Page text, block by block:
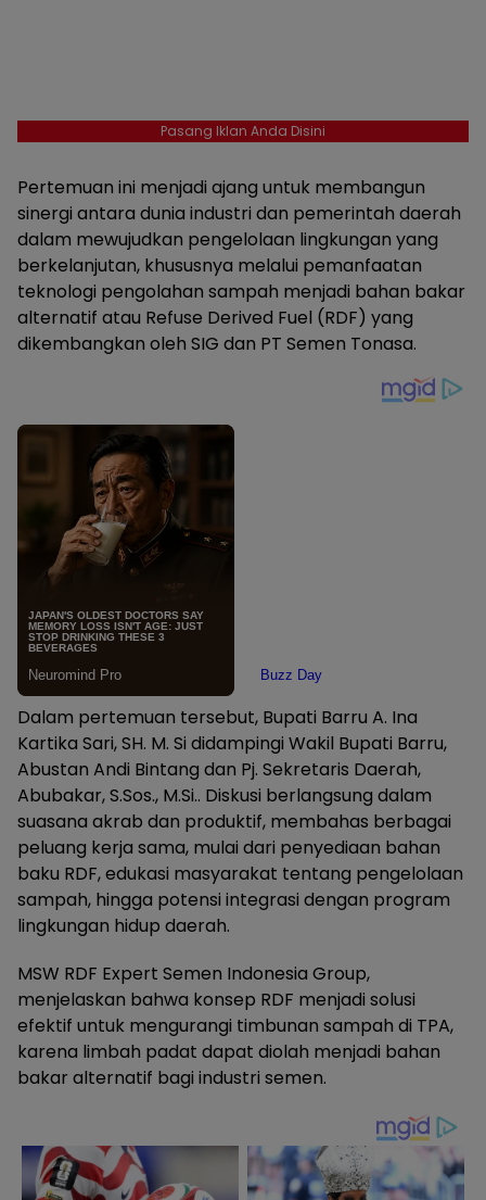
Pasang Iklan Anda Disini
Pertemuan ini menjadi ajang untuk membangun
sinergi antara dunia industri dan pemerintah daerah
dalam mewujudkan pengelolaan lingkungan yang
berkelanjutan, khususnya melalui pemanfaatan
teknologi pengolahan sampah menjadi bahan bakar
alternatif atau Refuse Derived Fuel (RDF) yang
dikembangkan oleh SIG dan PT Semen Tonasa.
Dalam pertemuan tersebut, Bupati Barru A. Ina
Kartika Sari, SH. M. Si didampingi Wakil Bupati Barru,
Abustan Andi Bintang dan Pj. Sekretaris Daerah,
Abubakar, S.Sos., M.Si.. Diskusi berlangsung dalam
suasana akrab dan produktif, membahas berbagai
peluang kerja sama, mulai dari penyediaan bahan
baku RDF, edukasi masyarakat tentang pengelolaan
sampah, hingga potensi integrasi dengan program
lingkungan hidup daerah.
MSW RDF Expert Semen Indonesia Group,
menjelaskan bahwa konsep RDF menjadi solusi
efektif untuk mengurangi timbunan sampah di TPA,
karena limbah padat dapat diolah menjadi bahan
bakar alternatif bagi industri semen.